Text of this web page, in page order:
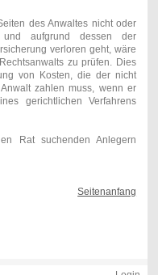
des Anwaltes nicht oder
aufgrund dessen der
verloren geht, wäre
zu prüfen. Dies
von Kosten, die der nicht
zahlen muss, wenn er
gerichtlichen Verfahrens
Rat suchenden Anlegern
Seitenanfang